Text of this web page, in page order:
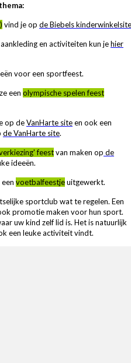
vind je op de Biebels kinderwinkelsite
en activiteiten kun jehier
voor een sportfeest.
een olympische spelen feest
op deVanHarte siteen ook een
de VanHarte site.
feestvan maken op de
ideeën.
een voetbalfeestjeuitgewerkt.
sportclub wat te regelen. Een
promotie maken voor hun sport.
uw kind zelf lid is. Het is natuurlijk
een leuke activiteit vindt.